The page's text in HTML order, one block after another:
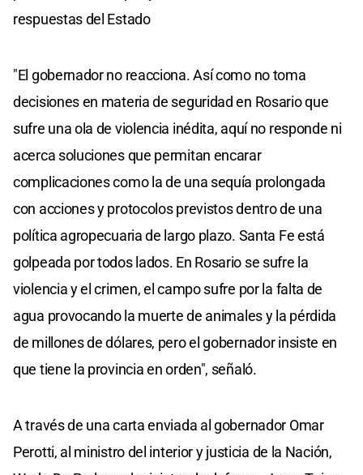
respuestas del Estado
"El gobernador no reacciona. Así como no toma
decisiones en materia de seguridad en Rosario que
sufre una ola de violencia inédita, aquí no responde ni
acerca soluciones que permitan encarar
complicaciones como la de una sequía prolongada
con acciones y protocolos previstos dentro de una
política agropecuaria de largo plazo. Santa Fe está
golpeada por todos lados. En Rosario se sufre la
violencia y el crimen, el campo sufre por la falta de
agua provocando la muerte de animales y la pérdida
de millones de dólares, pero el gobernador insiste en
que tiene la provincia en orden", señaló.
A través de una carta enviada al gobernador Omar
Perotti, al ministro del interior y justicia de la Nación,